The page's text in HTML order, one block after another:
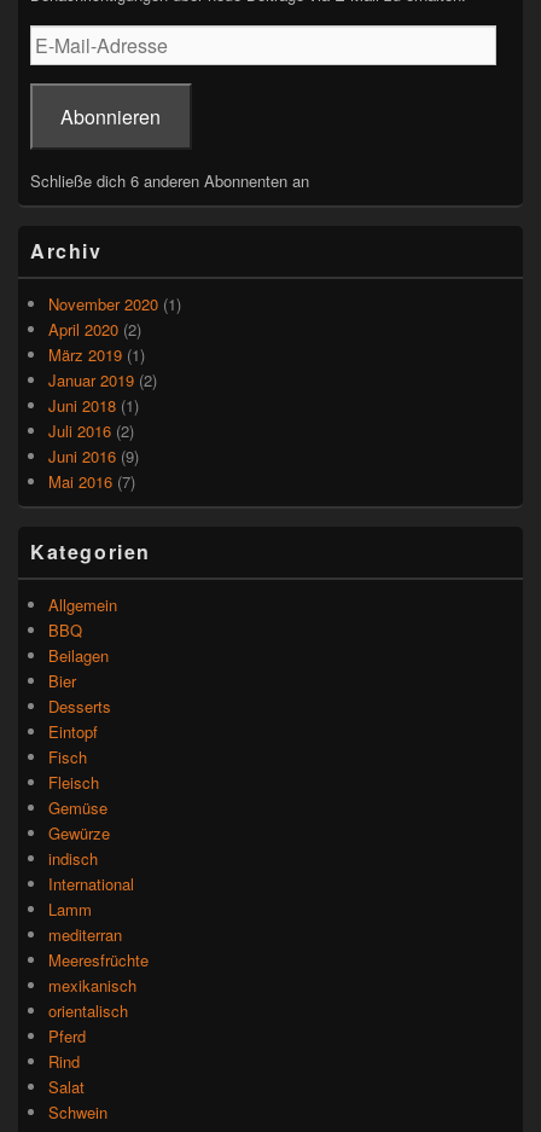
o
k
p
E-
Mail-
Adresse
Abonnieren
Schließe dich 6 anderen Abonnenten an
Archiv
November 2020 (1)
April 2020 (2)
März 2019 (1)
Januar 2019 (2)
Juni 2018 (1)
Juli 2016 (2)
Juni 2016 (9)
Mai 2016 (7)
Kategorien
Allgemein
BBQ
Beilagen
Bier
Desserts
Eintopf
Fisch
Fleisch
Gemüse
Gewürze
indisch
International
Lamm
mediterran
Meeresfrüchte
mexikanisch
orientalisch
Pferd
Rind
Salat
Schwein